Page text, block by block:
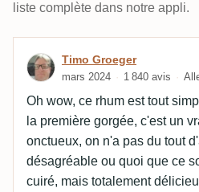
liste complète dans notre appli.
Avis de Timo Groeger
Timo Groeger
mars 2024 1 840 avis
Oh wow, ce rhum est tout
la première gorgée, c'est un
onctueux, on n'a pas du tout
désagréable ou quoi que ce
cuiré, mais totalement